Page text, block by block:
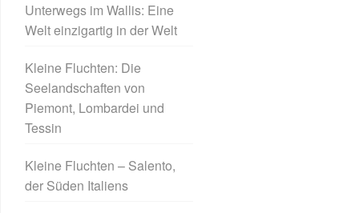
Unterwegs im Wallis: Eine
Welt einzigartig in der Welt
Kleine Fluchten: Die
Seelandschaften von
Piemont, Lombardei und
Tessin
Kleine Fluchten – Salento,
der Süden Italiens